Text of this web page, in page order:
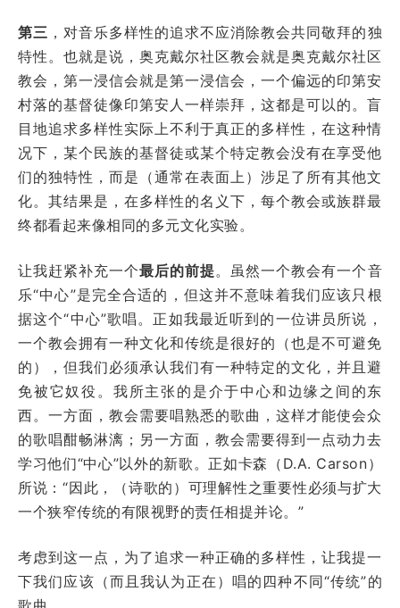
第三 ，对音乐多样性的追求不应消除教会共同敬拜的独
特性。也就是说，奥克戴尔社区教会就是奥克戴尔社区
教会，第一浸信会就是第一浸信会，一个偏远的印第安
村落的基督徒像印第安人一样崇拜，这都是可以的。盲
目地追求多样性实际上不利于真正的多样性，在这种情
况下，某个民族的基督徒或某个特定教会没有在享受他
们的独特性，而是（通常在表面上）涉足了所有其他文
化。其结果是，在多样性的名义下，每个教会或族群最
终都看起来像相同的多元文化实验。
让我赶紧补充一个最后的前提。虽然一个教会有一个音
乐“中心”是完全合适的，但这并不意味着我们应该只根
据这个“中心”歌唱。正如我最近听到的一位讲员所说，
一个教会拥有一种文化和传统是很好的（也是不可避免
的），但我们必须承认我们有一种特定的文化，并且避
免被它奴役。我所主张的是介于中心和边缘之间的东
西。一方面，教会需要唱熟悉的歌曲，这样才能使会众
的歌唱酣畅淋漓；另一方面，教会需要得到一点动力去
学习他们“中心”以外的新歌。正如卡森（D.A. Carson）
所说：“因此，（诗歌的）可理解性之重要性必须与扩大
一个狭窄传统的有限视野的责任相提并论。”
考虑到这一点，为了追求一种正确的多样性，让我提一
下我们应该（而且我认为正在）唱的四种不同“传统”的